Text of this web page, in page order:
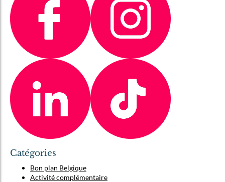
Catégories
Bon plan Belgique
Activité complémentaire